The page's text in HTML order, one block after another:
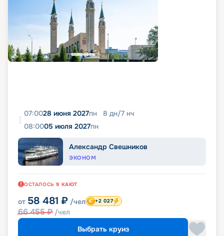
07:0028 июня 2027пн 8 дн/7 нч
08:0005 июля 2027пн
Александр Свешников
ЭКОНОМ
ОСТАЛОСЬ 9 КАЮТ
от 58 481 ₽ /чел
66 455₽ /чел
+2 027
Выбрать круиз